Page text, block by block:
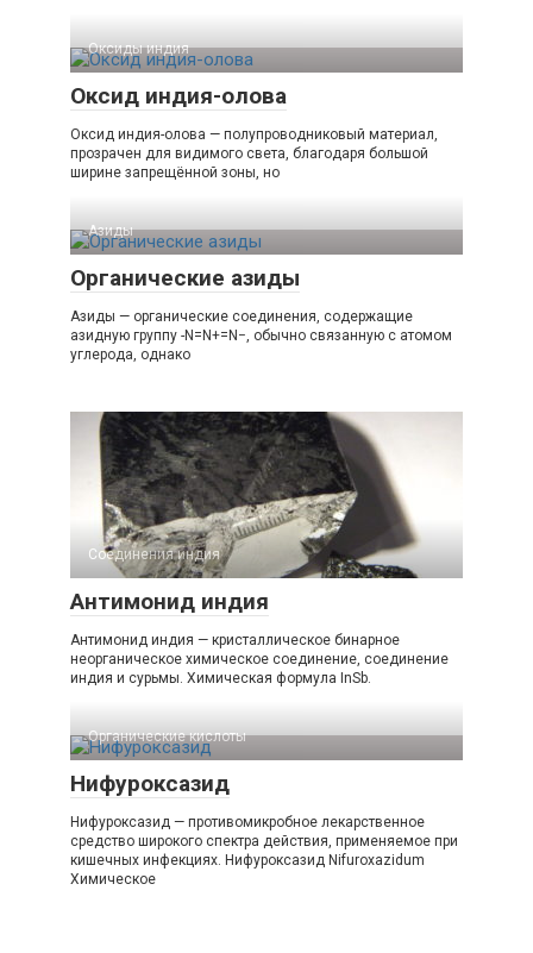
Оксиды индия‎
Оксид индия-олова
Оксид индия-олова — полупроводниковый материал,
прозрачен для видимого света, благодаря большой
ширине запрещённой зоны, но
Азиды
Органические азиды
Азиды — органические соединения, содержащие
азидную группу -N=N+=N−, обычно связанную с атомом
углерода, однако
Соединения индия
Антимонид индия
Антимонид индия — кристаллическое бинарное
неорганическое химическое соединение, соединение
индия и сурьмы. Химическая формула InSb.
Органические кислоты‎
Нифуроксазид
Нифуроксазид — противомикробное лекарственное
средство широкого спектра действия, применяемое при
кишечных инфекциях. Нифуроксазид Nifuroxazidum
Химическое